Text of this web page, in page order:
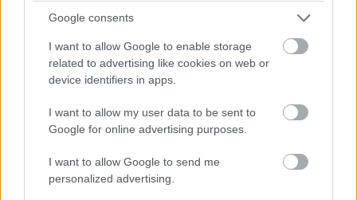
Google consents
I want to allow Google to enable storage
related to advertising like cookies on web or
device identifiers in apps.
I want to allow my user data to be sent to
Google for online advertising purposes.
I want to allow Google to send me
personalized advertising.
csak a családi történetekből tudok kiindulni.
Valójában lakatos kisiparosként dolgozott
1985-ben, és tipikus lakatosként semmi köze
autóiparhoz.
Sőt, az autóipar – mint fogalom vagy